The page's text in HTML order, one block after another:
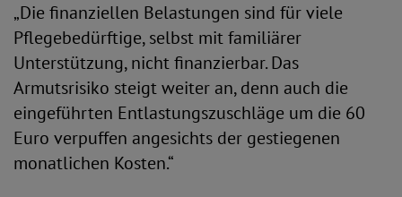
„Die finanziellen Belastungen sind für viele
Pflegebedürftige, selbst mit familiärer
Unterstützung, nicht finanzierbar. Das
Armutsrisiko steigt weiter an, denn auch die
eingeführten Entlastungszuschläge um die 60
Euro verpuffen angesichts der gestiegenen
monatlichen Kosten.“